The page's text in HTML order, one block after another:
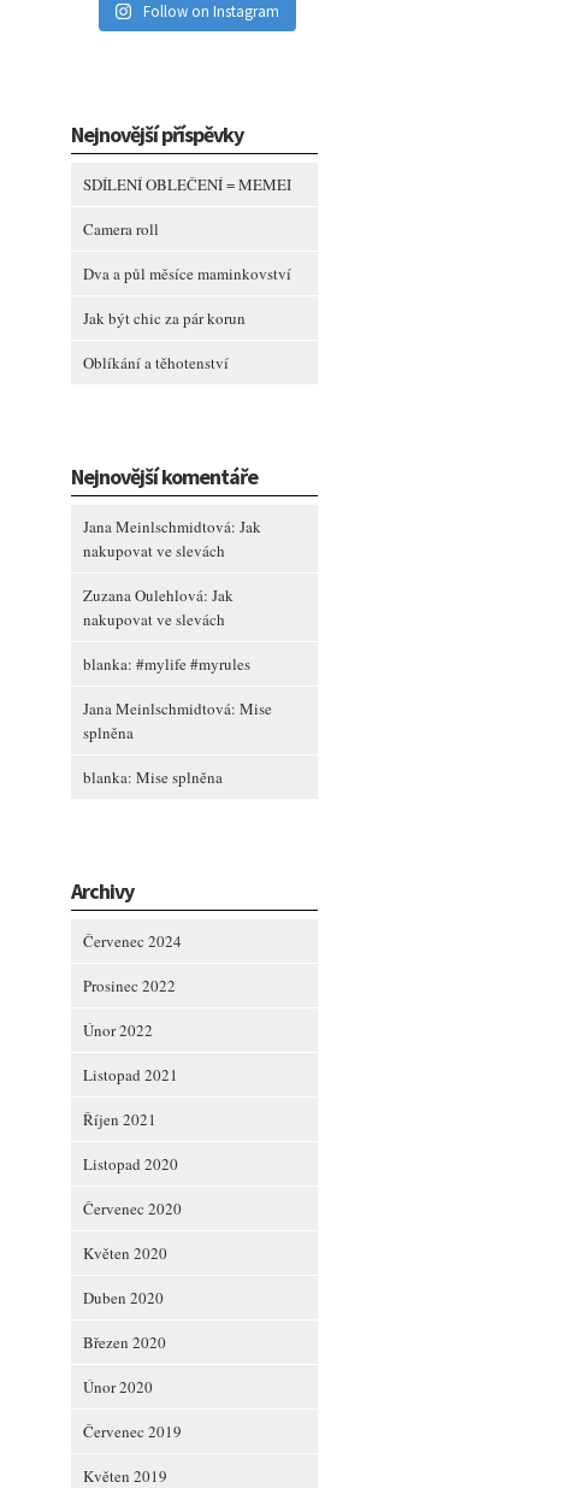
Follow on Instagram
Nejnovější příspěvky
SDÍLENÍ OBLEČENÍ = MEMEI
Camera roll
Dva a půl měsíce maminkovství
Jak být chic za pár korun
Oblíkání a těhotenství
Nejnovější komentáře
Jana Meinlschmidtová: Jak
nakupovat ve slevách
Zuzana Oulehlová: Jak
nakupovat ve slevách
blanka: #mylife #myrules
Jana Meinlschmidtová: Mise
splněna
blanka: Mise splněna
Archivy
Červenec 2024
Prosinec 2022
Únor 2022
Listopad 2021
Říjen 2021
Listopad 2020
Červenec 2020
Květen 2020
Duben 2020
Březen 2020
Únor 2020
Červenec 2019
Květen 2019